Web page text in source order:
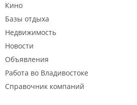
Кино
Базы отдыха
Недвижимость
Новости
Объявления
Работа во Владивостоке
Справочник компаний